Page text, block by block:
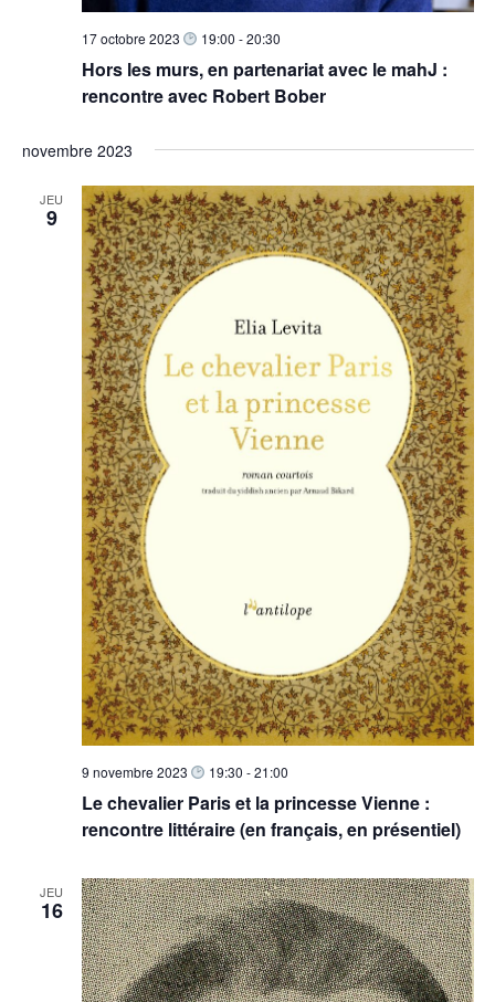
v
g
t
o
n
d
e
v
u
e
s
É
v
è
n
e
m
e
n
t
s
m
e
n
t
.
Hors les murs, en partenariat avec le mahJ :
rencontre avec Robert Bober
17 octobre 2023 19:00 -20:30
novembre 2023
JEU
9
Le chevalier Paris et la princesse Vienne :
rencontre littéraire (en français, en présentiel)
9 novembre 2023 19:30 -21:00
JEU
16